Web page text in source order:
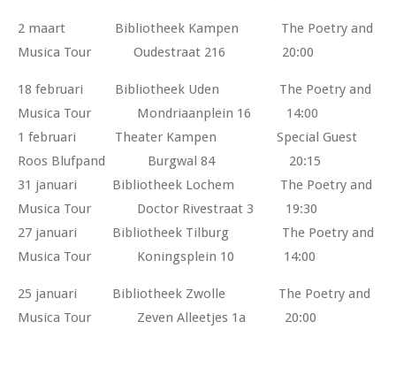
2 maart Bibliotheek Kampen The Poetry and
Musica Tour Oudestraat 216 20:00
18 februari Bibliotheek Uden The Poetry and
Musica Tour Mondriaanplein 16 14:00
1 februari Theater Kampen Special Guest
Roos Blufpand Burgwal 84 20:15
31 januari Bibliotheek Lochem The Poetry and
Musica Tour Doctor Rivestraat 3 19:30
27 januari Bibliotheek Tilburg The Poetry and
Musica Tour Koningsplein 10 14:00
25 januari Bibliotheek Zwolle The Poetry and
Musica Tour Zeven Alleetjes 1a 20:00